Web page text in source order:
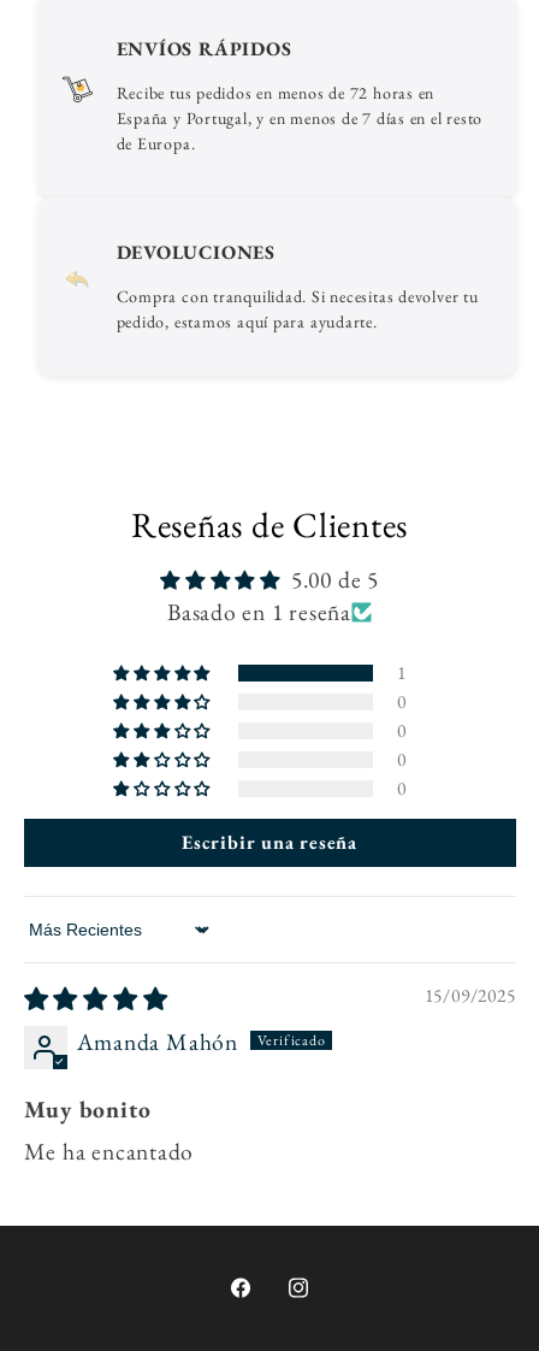
ENVÍOS RÁPIDOS
Recibe tus pedidos en menos de 72 horas en
España y Portugal, y en menos de 7 días en el resto
de Europa.
DEVOLUCIONES
Compra con tranquilidad. Si necesitas devolver tu
pedido, estamos aquí para ayudarte.
Reseñas de Clientes
5.00 de 5
Basado en 1 reseña
1
0
0
0
0
Escribir una reseña
Sort by
15/09/2025
Amanda Mahón
Muy bonito
Me ha encantado
FacebookInstagram